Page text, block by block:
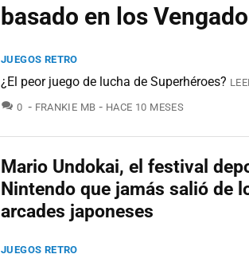
basado en los
JUEGOS RETRO
¿El peor juego de lucha de Superhéroes?
0 COMENTARIOS
FRANKIE MB HACE 10 MESES
Mario Undokai, el festival
Nintendo que jamás salió de
arcades japoneses
JUEGOS RETRO